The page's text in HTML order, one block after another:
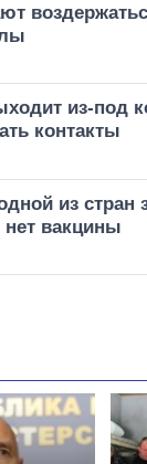
из-под
контакты
из
нет вакцины